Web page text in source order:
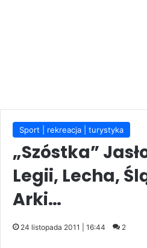
Sport | rekreacja | turystyka
„Szóstka”
Legii, Lecha,
Arki…
24 listopada 2011 | 16:44 2